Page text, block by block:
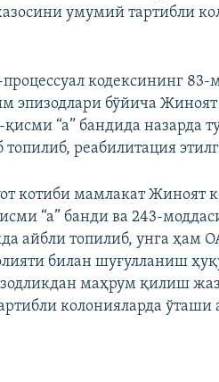
умумий тартибли
кодексининг 83-
эпизодлари бўйича
“а” бандида назарда
реабилитация
котиби мамлакат Жиноят
“а” банди ва 243-
айбли топилиб, унга ҳам
билан шуғулланиш
маҳрум қилиш
колонияларда ўташи